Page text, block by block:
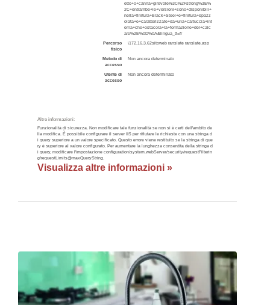
etto+o+canna+girevole%3C%2Fstrong%3E%
2C+entrambe+le+versioni+sono+disponibili+
nella+finitura+Black+Steel+e+finitura+spazz
olata+e+caratterizzate+da+una+cartuccia+int
erna+che+ostacola+la+formazione+del+calc
are%2E%0D%0A&lingua_tt=fr
Percorso
fisico
\172.16.3.62sitoweb ranslate ranslate.asp
Metodo di
accesso
Non ancora determinato
Utente di
accesso
Non ancora determinato
Altre informazioni:
Funzionalità di sicurezza. Non modificare tale funzionalità se non si è certi dell'ambito de
lla modifica. È possibile configurare il server IIS per rifiutare le richieste con una stringa d
i query superiore a un valore specificato. Questo errore viene restituito se la stringa di que
ry è superiore al valore configurato. Per aumentare la lunghezza consentita della stringa d
i query, modificare l'impostazione configuration/system.webServer/security/requestFilterin
g/requestLimits@maxQueryString.
Visualizza altre informazioni »